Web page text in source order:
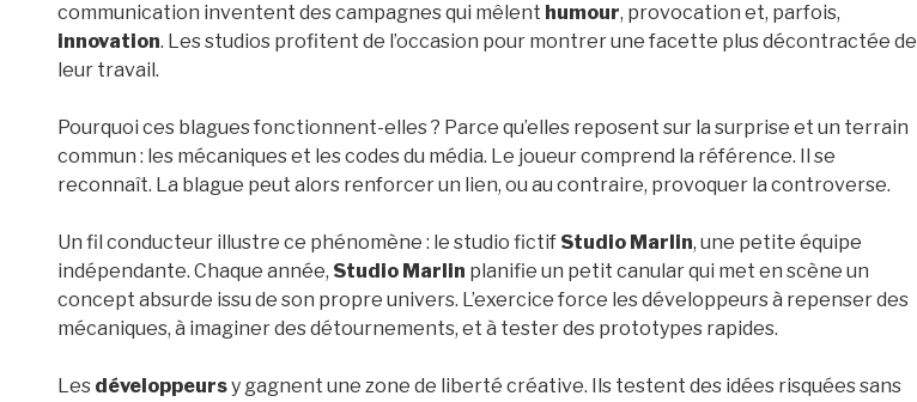
communication inventent des campagnes qui mêlent humour, provocation et, parfois,
innovation. Les studios profitent de l’occasion pour montrer une facette plus décontractée de
leur travail.
Pourquoi ces blagues fonctionnent-elles ? Parce qu’elles reposent sur la surprise et un terrain
commun : les mécaniques et les codes du média. Le joueur comprend la référence. Il se
reconnaît. La blague peut alors renforcer un lien, ou au contraire, provoquer la controverse.
Un fil conducteur illustre ce phénomène : le studio fictif Studio Marlin, une petite équipe
indépendante. Chaque année, Studio Marlin planifie un petit canular qui met en scène un
concept absurde issu de son propre univers. L’exercice force les développeurs à repenser des
mécaniques, à imaginer des détournements, et à tester des prototypes rapides.
Les développeursy gagnent une zone de liberté créative. Ils testent des idées risquées sans